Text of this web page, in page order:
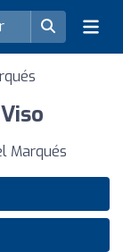
Marqués